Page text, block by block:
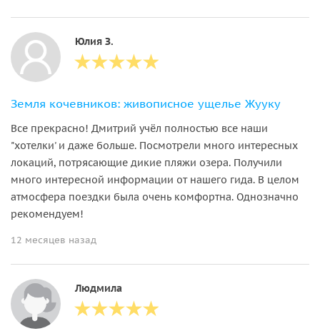
Юлия З.
Земля кочевников: живописное ущелье Жууку
Все прекрасно! Дмитрий учёл полностью все наши
"хотелки' и даже больше. Посмотрели много интересных
локаций, потрясающие дикие пляжи озера. Получили
много интересной информации от нашего гида. В целом
атмосфера поездки была очень комфортна. Однозначно
рекомендуем!
12 месяцев назад
Людмила